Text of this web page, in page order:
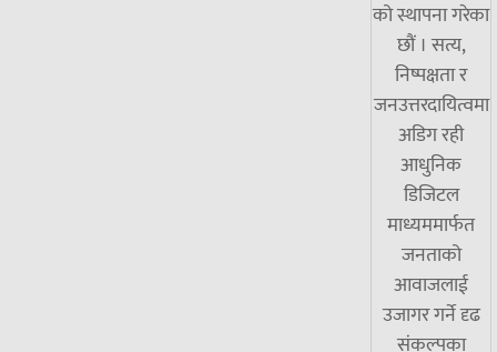
को स्थापना गरेका
छौं । सत्य,
निष्पक्षता र
जनउत्तरदायित्वमा
अडिग रही
आधुनिक
डिजिटल
माध्यममार्फत
जनताको
आवाजलाई
उजागर गर्ने दृढ
संकल्पका